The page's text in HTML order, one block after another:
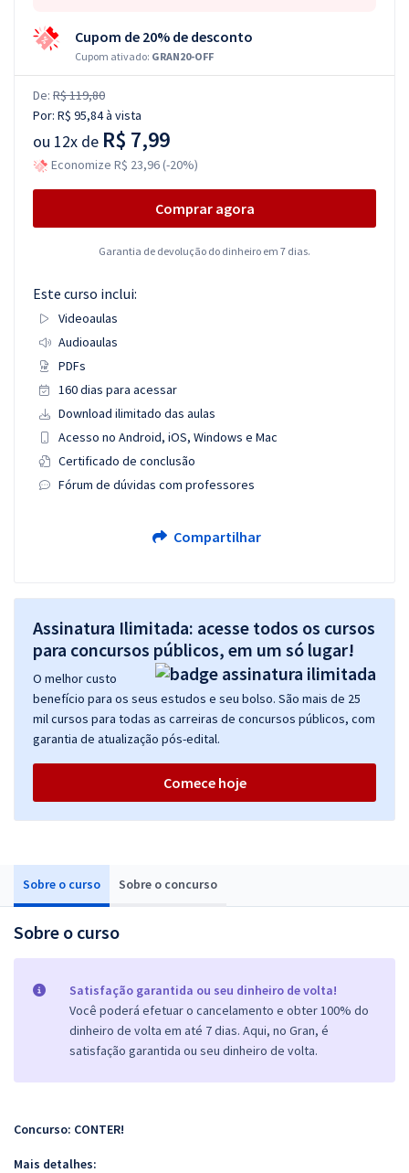
Sobre o curso Sobre o concurso
Sobre o curso
Satisfação garantida ou seu dinheiro de volta!
Você poderá efetuar o cancelamento e obter 100% do
dinheiro de volta em até 7 dias. Aqui, no Gran, é
satisfação garantida ou seu dinheiro de volta.
Concurso: CONTER!
Mais detalhes:
Cupom de 20% de desconto
Cupom ativado: GRAN20-OFF
De: R$ 119,80
Por: R$ 95,84à vista
ou 12x de R$ 7,99
Economize R$ 23,96 (-20%)
Comprar agora
Garantia de devolução do dinheiro em 7 dias.
Este curso inclui:
Videoaulas
Audioaulas
PDFs
160 dias para acessar
Download ilimitado das aulas
Acesso no Android, iOS, Windows e Mac
Certificado de conclusão
Fórum de dúvidas com professores
Compartilhar
Assinatura Ilimitada: acesse todos os cursos
para concursos públicos, em um só lugar!
O melhor custo
benefício para os seus estudos e seu bolso. São mais de 25
mil cursos para todas as carreiras de concursos públicos, com
garantia de atualização pós-edital.
Comece hoje